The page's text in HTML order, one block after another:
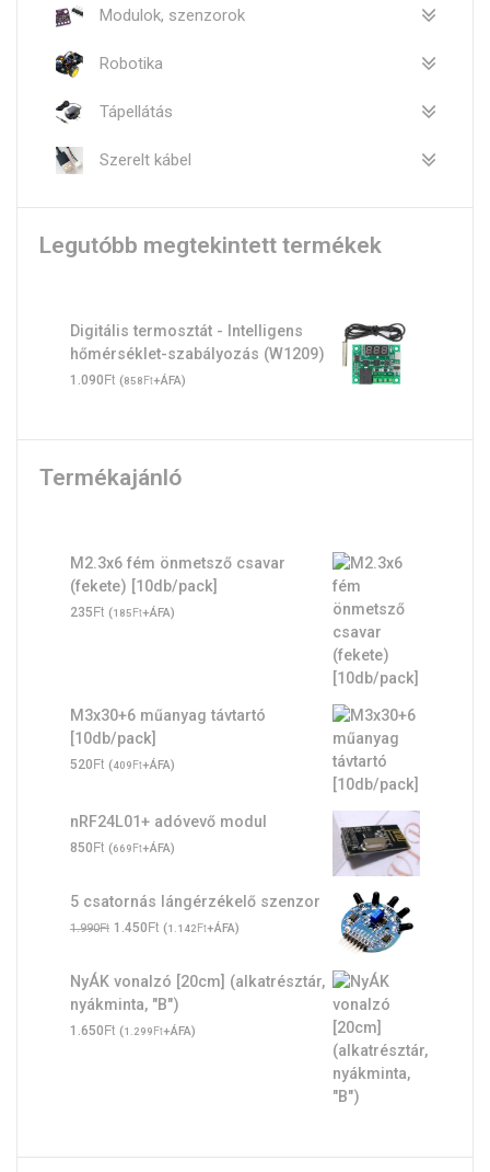
Modulok, szenzorok
Robotika
Tápellátás
Szerelt kábel
Legutóbb megtekintett termékek
Digitális termosztát - Intelligens
hőmérséklet-szabályozás (W1209)
1.090Ft (858Ft+ÁFA)
Termékajánló
M2.3x6 fém önmetsző csavar
(fekete) [10db/pack]
235Ft (185Ft+ÁFA)
M3x30+6 műanyag távtartó
[10db/pack]
520Ft (409Ft+ÁFA)
nRF24L01+ adóvevő modul
850Ft (669Ft+ÁFA)
5 csatornás lángérzékelő szenzor
1.990Ft Original
1.990Ft.
1.450FtCurrent
is:
1.450Ft.
(1.142Ft+ÁFA)
NyÁK vonalzó [20cm] (alkatrésztár,
nyákminta, "B")
1.650Ft (1.299Ft+ÁFA)